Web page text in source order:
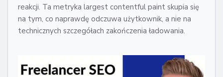
reakcji. Ta metryka largest contentful paint skupia się
na tym, co naprawdę odczuwa użytkownik, a nie na
technicznych szczegółach zakończenia ładowania.